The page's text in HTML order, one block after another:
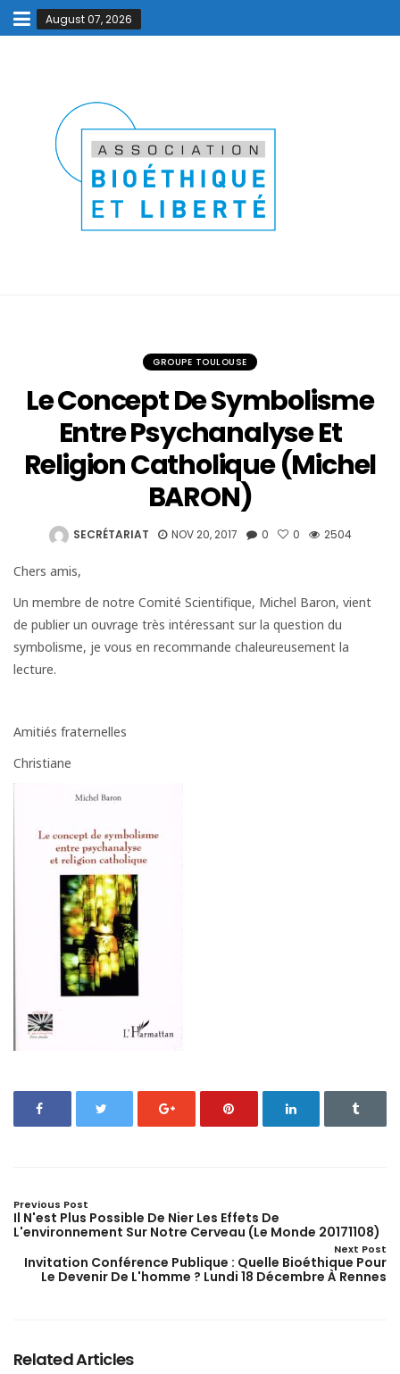
August 07, 2026
GROUPE TOULOUSE
Le Concept De Symbolisme
Entre Psychanalyse Et
Religion Catholique (Michel
BARON)
SECRÉTARIAT NOV 20, 2017 0 0 2504
Chers amis,
Un membre de notre Comité Scientifique, Michel Baron, vient
de publier un ouvrage très intéressant sur la question du
symbolisme, je vous en recommande chaleureusement la
lecture.
Amitiés fraternelles
Christiane
Previous Post
Il N'est Plus Possible De Nier Les Effets De
L'environnement Sur Notre Cerveau (Le Monde 20171108)
Next Post
Invitation Conférence Publique : Quelle Bioéthique Pour
Le Devenir De L'homme ? Lundi 18 Décembre À Rennes
Related Articles